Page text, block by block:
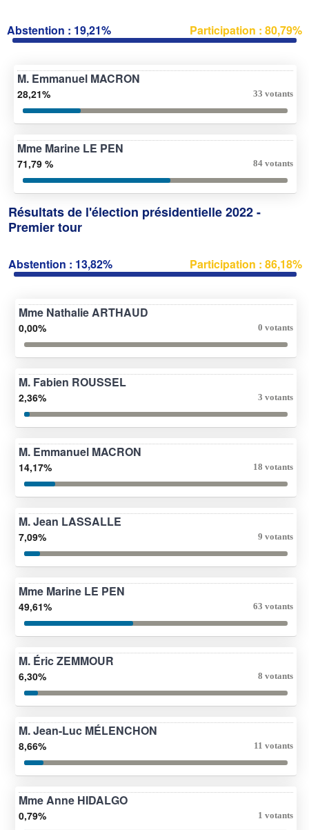
Abstention : 19,21% Participation : 80,79%
M. Emmanuel MACRON
28,21% 33 votants
Mme Marine LE PEN
71,79 % 84 votants
Résultats de l'élection présidentielle 2022 -
Premier tour
Abstention : 13,82% Participation : 86,18%
Mme Nathalie ARTHAUD
0,00% 0 votants
M. Fabien ROUSSEL
2,36% 3 votants
M. Emmanuel MACRON
14,17% 18 votants
M. Jean LASSALLE
7,09% 9 votants
Mme Marine LE PEN
49,61% 63 votants
M. Éric ZEMMOUR
6,30% 8 votants
M. Jean-Luc MÉLENCHON
8,66% 11 votants
Mme Anne HIDALGO
0,79% 1 votants